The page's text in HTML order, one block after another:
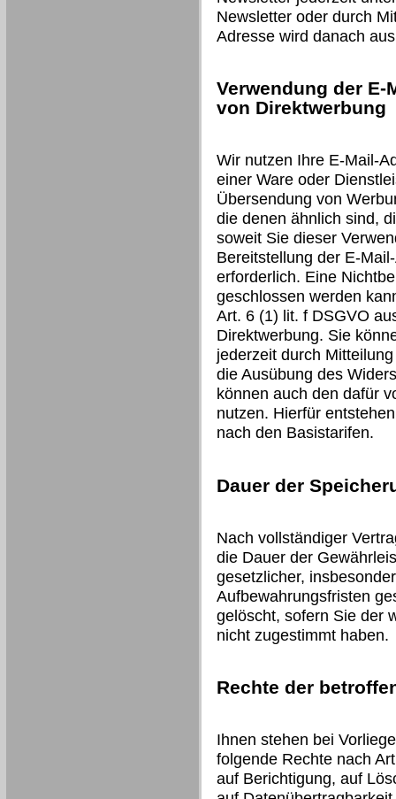
Newsletter oder durch
Adresse wird danach
Verwendung der
von Direktwerbung
Wir nutzen Ihre E-Mail-
einer Ware oder
Übersendung von
die denen ähnlich sind,
soweit Sie dieser
Bereitstellung der E-
erforderlich. Eine
geschlossen werden
Art. 6 (1) lit. f DSGVO
Direktwerbung. Sie
jederzeit durch
die Ausübung des
können auch den dafür
nutzen. Hierfür
nach den Basistarifen.
Dauer der
Nach vollständiger
die Dauer der
gesetzlicher,
Aufbewahrungsfristen
gelöscht, sofern Sie der
nicht zugestimmt haben.
Rechte der
Ihnen stehen bei
folgende Rechte nach
auf Berichtigung, auf